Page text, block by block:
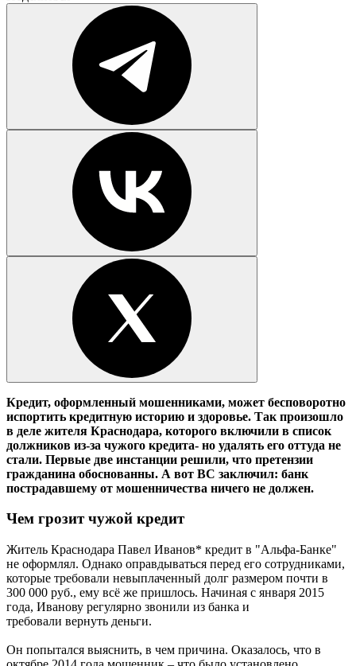
Кредит, оформленный мошенниками, может бесповоротно
испортить кредитную историю и здоровье. Так произошло
в деле жителя Краснодара, которого включили в список
должников из-за чужого кредита- но удалять его оттуда не
стали. Первые две инстанции решили, что претензии
гражданина обоснованны. А вот ВС заключил: банк
пострадавшему от мошенничества ничего не должен.
Чем грозит чужой кредит
Житель Краснодара Павел Иванов* кредит в "Альфа-Банке"
не оформлял. Однако оправдываться перед его сотрудниками,
которые требовали невыплаченный долг размером почти в
300 000 руб., ему всё же пришлось. Начиная с января 2015
года, Иванову регулярно звонили из банка и
требовали вернуть деньги.
Он попытался выяснить, в чем причина. Оказалось, что в